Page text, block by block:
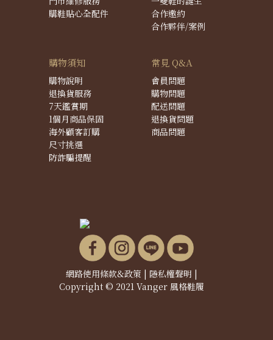
購鞋貼心全配件
合作邀約
合作夥伴/案例
購物須知
購物說明
退換貨服務
7天鑑賞期
1個月商品保固
海外顧客訂購
尺寸挑選
防詐騙提醒
常見 Q&A
會員問題
購物問題
配送問題
退換貨問題
商品問題
網路使用條款&政策 | 隱私權聲明 |
Copyright © 2021 Vanger 風格鞋履